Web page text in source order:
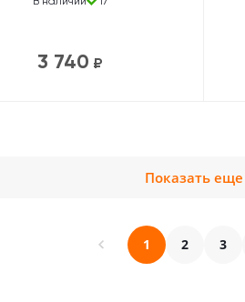
3 740 ₽
Показать еще
1 2 3